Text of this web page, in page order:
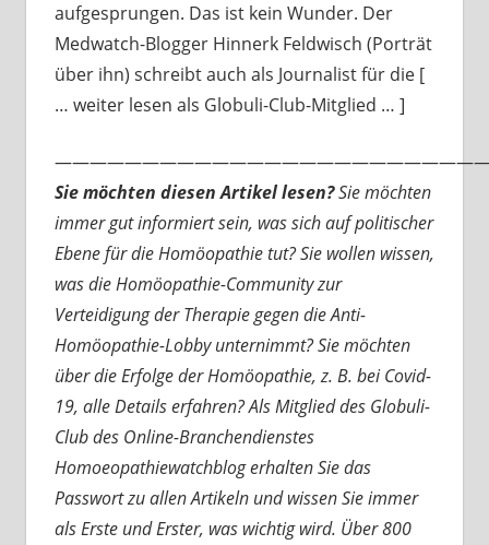
aufgesprungen. Das ist kein Wunder. Der
Medwatch-Blogger Hinnerk Feldwisch (Porträt
über ihn) schreibt auch als Journalist für die [
… weiter lesen als Globuli-Club-Mitglied … ]
Sie möchten diesen Artikel lesen?Sie möchten
immer gut informiert sein, was sich auf politischer
Ebene für die Homöopathie tut? Sie wollen wissen,
was die Homöopathie-Community zur
Verteidigung der Therapie gegen die Anti-
Homöopathie-Lobby unternimmt? Sie möchten
über die Erfolge der Homöopathie, z. B. bei Covid-
19, alle Details erfahren? Als Mitglied des Globuli-
Club des Online-Branchendienstes
Homoeopathiewatchblog erhalten Sie das
Passwort zu allen Artikeln und wissen Sie immer
als Erste und Erster, was wichtig wird. Über 800